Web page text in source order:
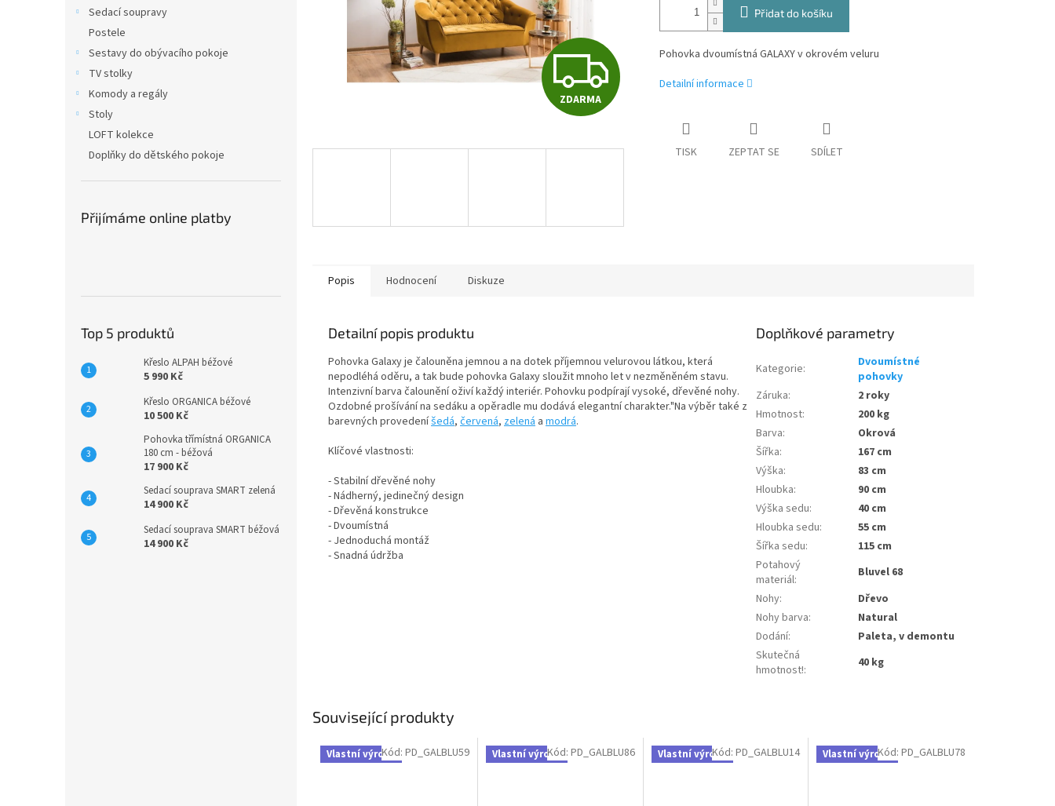
Sedací soupravy
Postele
Sestavy do obývacího pokoje
TV stolky
Komody a regály
Stoly
LOFT kolekce
Doplňky do dětského pokoje
Přijímáme online platby
Top 5 produktů
Křeslo ALPAH béžové
5 990 Kč
Křeslo ORGANICA béžové
10 500 Kč
Pohovka třímístná ORGANICA
180 cm - béžová
17 900 Kč
Sedací souprava SMART zelená
14 900 Kč
Sedací souprava SMART béžová
14 900 Kč
Z
D
R
A
ZDARMA
Přidat do košíku
Pohovka dvoumístná GALAXY v okrovém veluru
Detailní informace
TISK ZEPTAT SE SDÍLET
Popis Hodnocení Diskuze
Detailní popis produktu
Pohovka Galaxy je čalouněna jemnou a na dotek příjemnou velurovou látkou, která
nepodléhá oděru, a tak bude pohovka Galaxy sloužit mnoho let v nezměněném stavu.
Intenzivní barva čalounění oživí každý interiér. Pohovku podpírají vysoké, dřevěné nohy.
Ozdobné prošívání na sedáku a opěradle mu dodává elegantní charakter."Na výběr také z
barevných provedeníšedá, červená, zelená a modrá.
Klíčové vlastnosti:
- Stabilní dřevěné nohy
- Nádherný, jedinečný design
- Dřevěná konstrukce
- Dvoumístná
- Jednoduchá montáž
- Snadná údržba
Doplňkové parametry
Kategorie:
Dvoumístné
pohovky
Záruka:
2 roky
Hmotnost:
200 kg
Barva:
Okrová
Šířka:
167 cm
Výška:
83 cm
Hloubka:
90 cm
Výška sedu:
40 cm
Hloubka sedu:
55 cm
Šířka sedu:
115 cm
Potahový
materiál:
Bluvel 68
Nohy:
Dřevo
Nohy barva:
Natural
Dodání:
Paleta, v demontu
Skutečná
hmotnost!: 40 kg
Související produkty
Vlastní výroba
Kód: PD_GALBLU59 Vlastní výroba
Kód: PD_GALBLU86 Vlastní výroba
Kód:PD_GALBLU14 Vlastní výroba
Kód: PD_GALBLU78